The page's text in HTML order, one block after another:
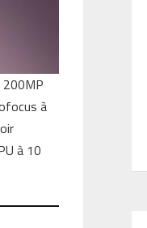
200MP
à
à 10